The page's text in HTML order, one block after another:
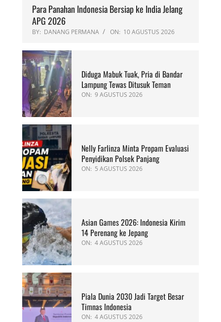
Para Panahan Indonesia Bersiap ke India Jelang
APG 2026
BY: DANANG PERMANA ON: 10 AGUSTUS 2026
Diduga Mabuk Tuak, Pria di Bandar
Lampung Tewas Ditusuk Teman
ON: 9 AGUSTUS 2026
Nelly Farlinza Minta Propam Evaluasi
Penyidikan Polsek Panjang
ON: 5 AGUSTUS 2026
Asian Games 2026: Indonesia Kirim
14 Perenang ke Jepang
ON: 4 AGUSTUS 2026
Piala Dunia 2030 Jadi Target Besar
Timnas Indonesia
ON: 4 AGUSTUS 2026